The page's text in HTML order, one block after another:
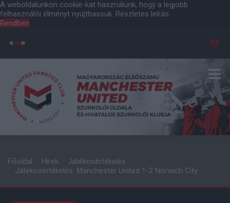
A weboldalunkon cookie-kat használunk, hogy a legjobb
felhasználói élményt nyújthassuk. Részletes leírás
Rendben
Főoldal Hírek
Játékosértékelés
Játékosértékelés: Manchester United 1-2 Norwich City